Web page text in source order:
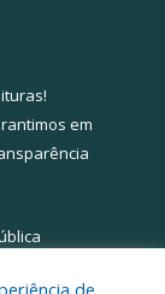
!
em
de